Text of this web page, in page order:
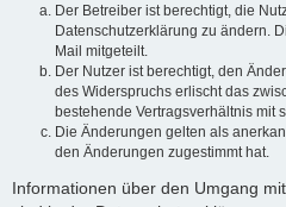
Der Betreiber ist berechtigt, die
Datenschutzerklärung zu ändern.
Mail mitgeteilt.
Der Nutzer ist berechtigt, den
des Widerspruchs erlischt das
bestehende Vertragsverhältnis mit
Die Änderungen gelten als
den Änderungen zugestimmt hat.
Informationen über den Umgang